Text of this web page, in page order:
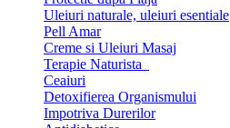
Uleiuri naturale, uleiuri esentiale
Pell Amar
Creme si Uleiuri Masaj
Terapie Naturista
Ceaiuri
Detoxifierea Organismului
Impotriva Durerilor